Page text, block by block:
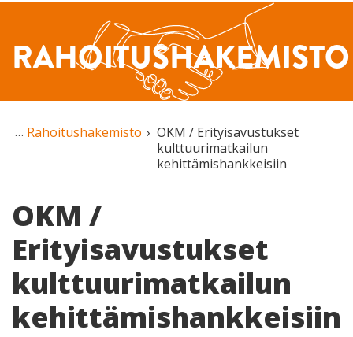
RAHOITUSHAKEMISTO
Rahoitushakemisto
OKM / Erityisavustukset
kulttuurimatkailun
kehittämishankkeisiin
OKM /
Erityisavustukset
kulttuurimatkailun
kehittämishankkeisiin